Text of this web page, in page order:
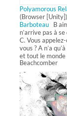
Polyamorous
(Browser [Unity])
Barboteau B
n’arrive pas à
C. Vous
vous ? A n’a
et tout le
Beachcomber